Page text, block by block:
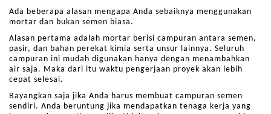
Ada beberapa alasan mengapa Anda sebaiknya menggunakan
mortar dan bukan semen biasa.
Alasan pertama adalah mortar berisi campuran antara semen,
pasir, dan bahan perekat kimia serta unsur lainnya. Seluruh
campuran ini mudah digunakan hanya dengan menambahkan
air saja. Maka dari itu waktu pengerjaan proyek akan lebih
cepat selesai.
Bayangkan saja jika Anda harus membuat campuran semen
sendiri. Anda beruntung jika mendapatkan tenaga kerja yang